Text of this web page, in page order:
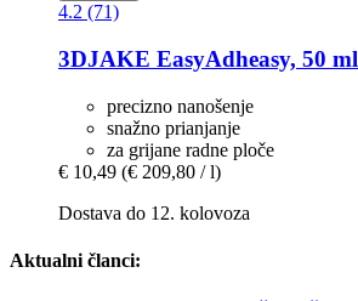
4.2 (71)
3DJAKE EasyAdheasy, 50 ml
precizno nanošenje
snažno prianjanje
za grijane radne ploče
€ 10,49 (€ 209,80 / l)
Dostava do 12. kolovoza
Aktualni članci: